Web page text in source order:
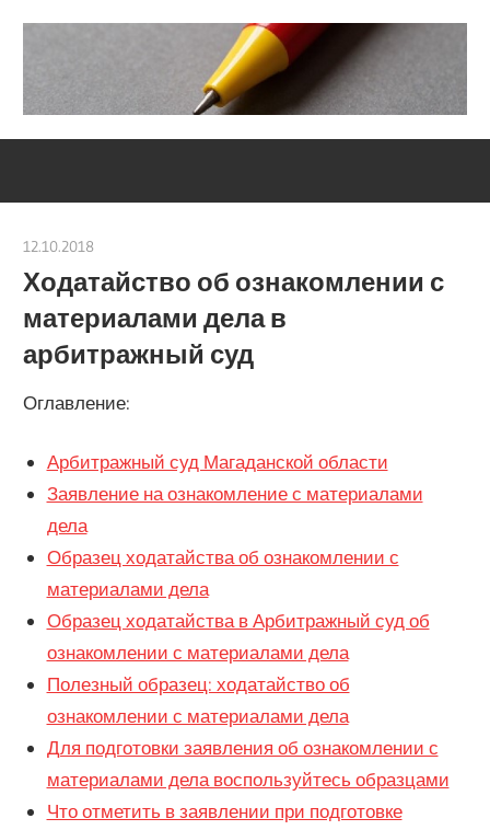
12.10.2018
Ходатайство об ознакомлении с
материалами дела в
арбитражный суд
Оглавление:
Арбитражный суд Магаданской области
Заявление на ознакомление с материалами
дела
Образец ходатайства об ознакомлении с
материалами дела
Образец ходатайства в Арбитражный суд об
ознакомлении с материалами дела
Полезный образец: ходатайство об
ознакомлении с материалами дела
Для подготовки заявления об ознакомлении с
материалами дела воспользуйтесь образцами
Что отметить в заявлении при подготовке